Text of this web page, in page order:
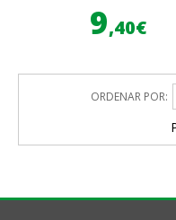
9,40€
ORDENAR POR: